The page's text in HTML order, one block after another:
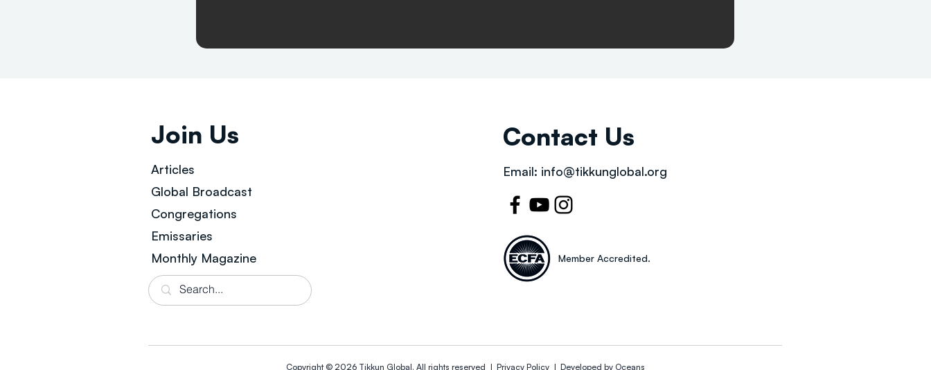
Join Us
Articles
Global Broadcast
Congregations
Emissaries
Monthly Magazine
Contact Us
Email: info@tikkunglobal.org
Member Accredited.
Copyright © 2026 Tikkun Global. All rights reserved | Privacy Policy | Developed by Oceans